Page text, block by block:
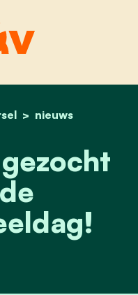
nieuwsgezocht voor